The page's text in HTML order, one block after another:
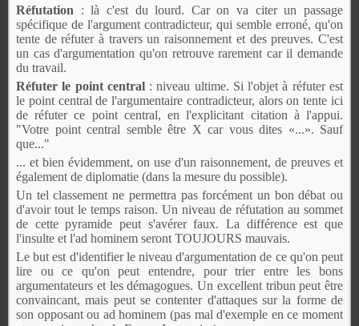
Réfutation : là c'est du lourd. Car on va citer un passage
spécifique de l'argument contradicteur, qui semble erroné, qu'on
tente de réfuter à travers un raisonnement et des preuves. C'est
un cas d'argumentation qu'on retrouve rarement car il demande
du travail.
Réfuter le point central: niveau ultime. Si l'objet à réfuter est
le point central de l'argumentaire contradicteur, alors on tente ici
de réfuter ce point central, en l'explicitant citation à l'appui.
"Votre point central semble être X car vous dites «...». Sauf
que..."
... et bien évidemment, on use d'un raisonnement, de preuves et
également de diplomatie (dans la mesure du possible).
Un tel classement ne permettra pas forcément un bon débat ou
d'avoir tout le temps raison. Un niveau de réfutation au sommet
de cette pyramide peut s'avérer faux. La différence est que
l'insulte et l'ad hominem seront TOUJOURS mauvais.
Le but est d'identifier le niveau d'argumentation de ce qu'on peut
lire ou ce qu'on peut entendre, pour trier entre les bons
argumentateurs et les démagogues. Un excellent tribun peut être
convaincant, mais peut se contenter d'attaques sur la forme de
son opposant ou ad hominem (pas mal d'exemple en ce moment